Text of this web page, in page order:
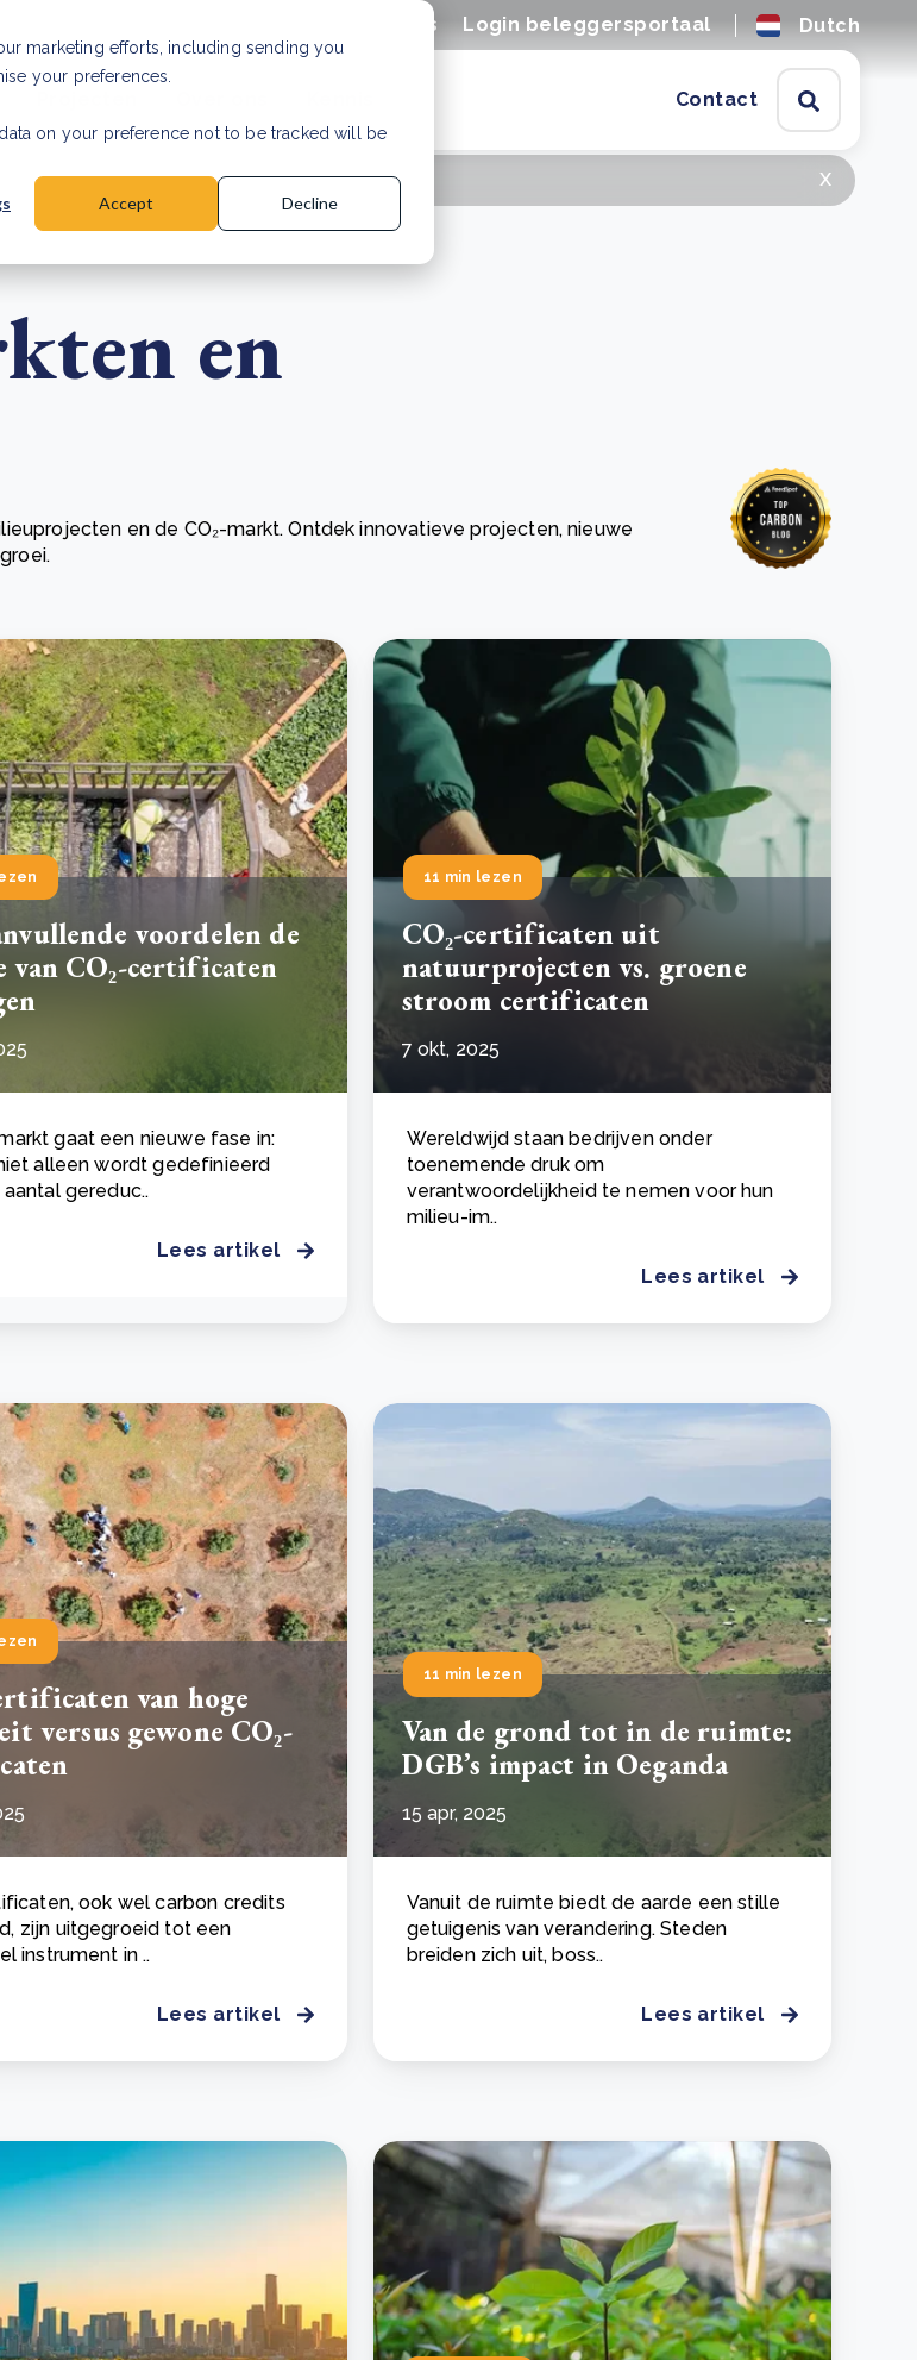
marketing efforts, including sending you
your preferences.
on your preference not to be tracked will be
Accept Decline
Vacatures Login beleggersportaal Dutch
Contact
het herstel van Kenia’s bossen
De basis leggen voor het Sauki Cookstove Nigeria
Lees meer
Lees meer
x
er in 2026?Lees artikel
en
en de CO₂-markt. Ontdek innovatieve projecten, nieuwe
voordelen de
van CO₂-certificaten
gaat een nieuwe fase in:
alleen wordt gedefinieerd
gereduc..
Lees artikel
11 min lezen
CO₂-certificaten uit
natuurprojecten vs. groene
stroom certificaten
7 okt, 2025
Wereldwijd staan bedrijven onder
toenemende druk om
verantwoordelijkheid te nemen voor hun
milieu-im..
Lees artikel
van hoge
versus gewone CO₂-
ook wel carbon credits
zijn uitgegroeid tot een
instrument in ..
Lees artikel
11 min lezen
Van de grond tot in de ruimte:
DGB’s impact in Oeganda
15 apr, 2025
Vanuit de ruimte biedt de aarde een stille
getuigenis van verandering. Steden
breiden zich uit, boss..
Lees artikel